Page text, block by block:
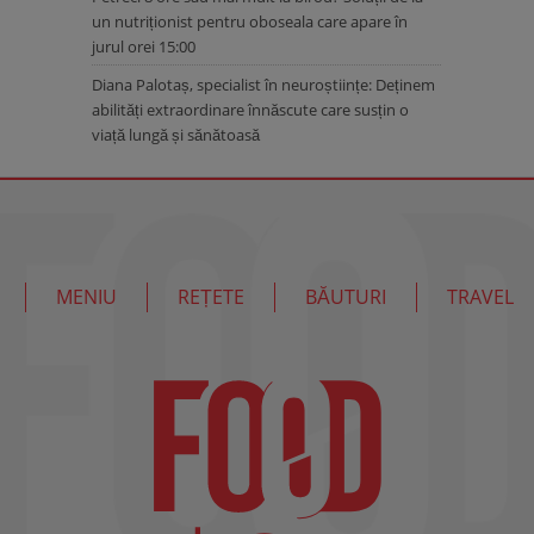
un nutriționist pentru oboseala care apare în
jurul orei 15:00
Diana Palotaș, specialist în neuroștiințe: Deținem
abilități extraordinare înnăscute care susțin o
viață lungă și sănătoasă
MENIU REȚETE BĂUTURI TRAVEL